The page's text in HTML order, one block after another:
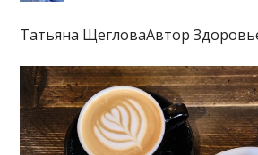
Татьяна ЩегловаАвтор